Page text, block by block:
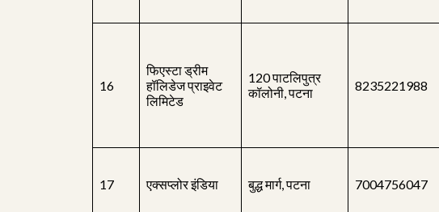
16
फिएस्टा ड्रीम
हॉलिडेज प्राइवेट
लिमिटेड
120 पाटलिपुत्र
कॉलोनी, पटना
8235221988
17 एक्सप्लोर इंडिया बुद्ध मार्ग, पटना 7004756047